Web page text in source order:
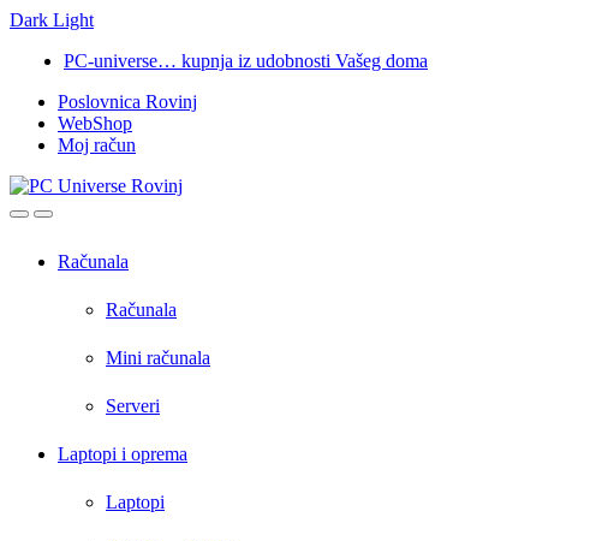
Dark Light
navigation
content
PC-universe… kupnja iz udobnosti Vašeg doma
Poslovnica Rovinj
WebShop
Moj račun
OpenClose
Računala
Računala
Mini računala
Serveri
Laptopi i oprema
Laptopi